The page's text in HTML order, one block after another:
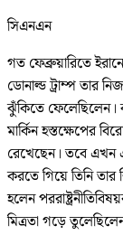
সিএনএন
গত ফেব্রুয়ারিতে
ডোনাল্ড ট্রাম্প তার
ঝুঁকিতে ফেলেছিলেন।
মার্কিন হস্তক্ষেপের
রেখেছেন। তবে এখন
করতে গিয়ে তিনি
হলেন
মিত্রতা গড়ে